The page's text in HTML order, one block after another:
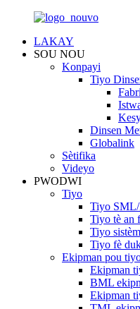
LAKAY
SOU NOU
Konpayi
Tiyo
Dinsen
Globalink
Sètifika
Videyo
PWODWI
Tiyo
Tiyo
Tiyo tè an
Tiyo
Tiyo fè
Ekipman pou
Ekipman
BML
Ekipman